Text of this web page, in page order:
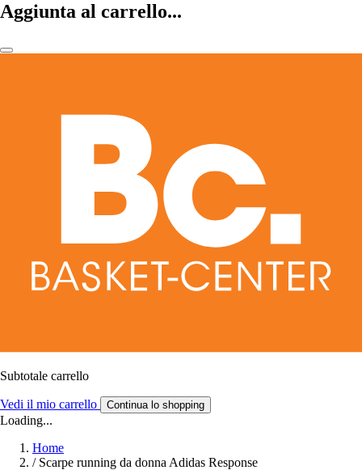
Aggiunta al carrello...
Subtotale carrello
Vedi il mio carrello Continua lo shopping
Loading...
Home
/ Scarpe running da donna Adidas Response